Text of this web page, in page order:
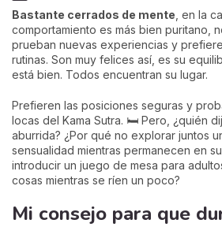
Bastante cerrados de mente , en la
comportamiento es más bien puritano,
prueban nuevas experiencias y
rutinas. Son muy felices así, es su
está bien. Todos encuentran su lugar.
Prefieren las posiciones seguras y
locas del Kama Sutra. 🛏️ Pero, ¿quién
aburrida? ¿Por qué no explorar juntos
sensualidad mientras permanecen en
introducir un juego de mesa para
cosas mientras se ríen un poco?
Mi consejo para que